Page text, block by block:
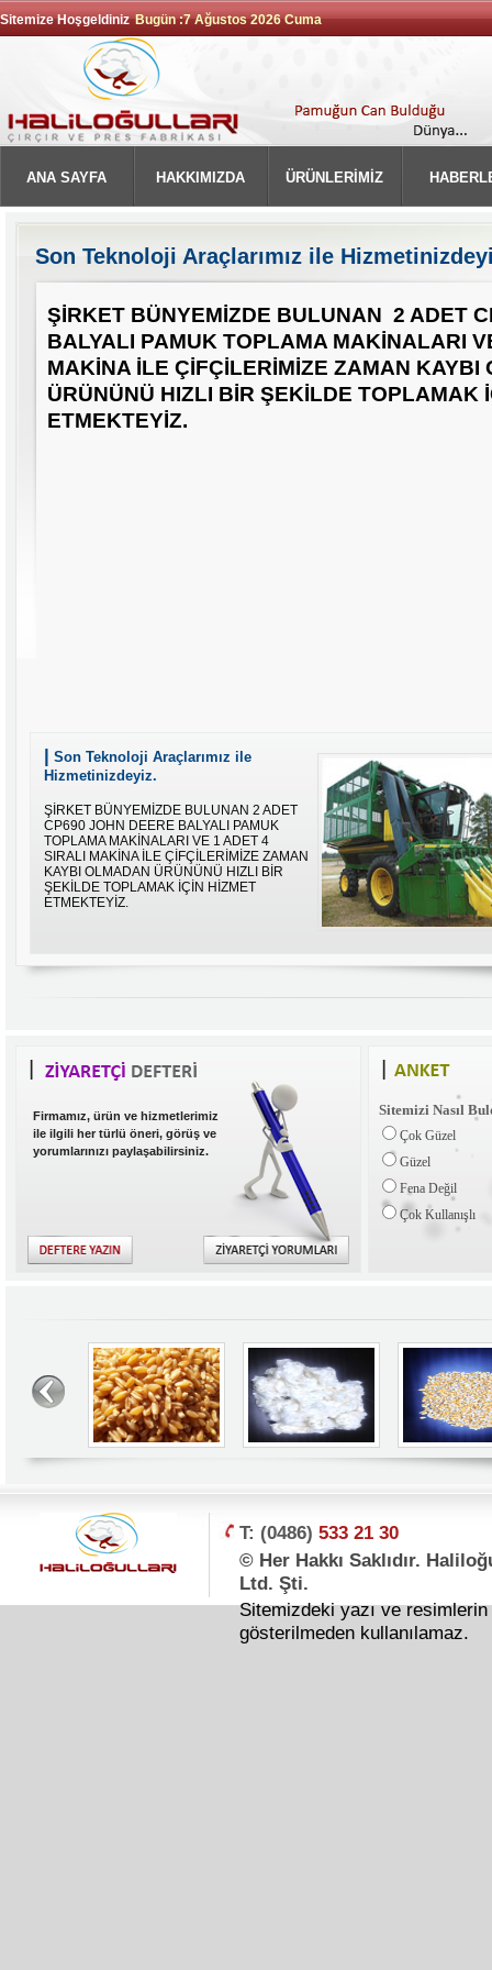
Sitemize Hoşgeldiniz Bugün :7 Ağustos 2026 Cuma
ANA SAYFA HAKKIMIZDA ÜRÜNLERİMİZ
Son Teknoloji Araçlarımız ile
ŞİRKET BÜNYEMİZDE BULUNAN 2 ADET
BALYALI PAMUK TOPLAMA MAKİNALARI
MAKİNA İLE ÇİFÇİLERİMİZE ZAMAN KAYBI
ÜRÜNÜNÜ HIZLI BİR ŞEKİLDE TOPLAMAK
ETMEKTEYİZ.
| Son Teknoloji Araçlarımız ile
Hizmetinizdeyiz.
ŞİRKET BÜNYEMİZDE BULUNAN 2 ADET
CP690 JOHN DEERE BALYALI PAMUK
TOPLAMA MAKİNALARI VE 1 ADET 4
SIRALI MAKİNA İLE ÇİFÇİLERİMİZE ZAMAN
KAYBI OLMADAN ÜRÜNÜNÜ HIZLI BİR
ŞEKİLDE TOPLAMAK İÇİN HİZMET
ETMEKTEYİZ.
Firmamız, ürün ve hizmetlerimiz
ile ilgili her türlü öneri, görüş ve
yorumlarınızı paylaşabilirsiniz.
Sitemizi Nasıl
Çok Güzel
Güzel
Fena Değil
Çok Kullanışlı
T: (0486) 533 21 30
© Her Hakkı Saklıdır.
Ltd. Şti.
Sitemizdeki yazı ve
gösterilmeden kullanılamaz.